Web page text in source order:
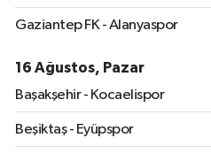
Gaziantep FK - Alanyaspor
16 Ağustos, Pazar
Başakşehir - Kocaelispor
Beşiktaş - Eyüpspor